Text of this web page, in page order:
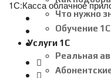
Что нужно
Обучение 1С
Услуги 1С
Реальная
1С:Касса облачное